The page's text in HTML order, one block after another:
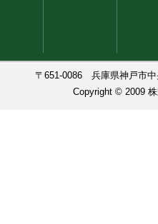
〒651-0086 兵庫県神戸市
Copyright © 2009